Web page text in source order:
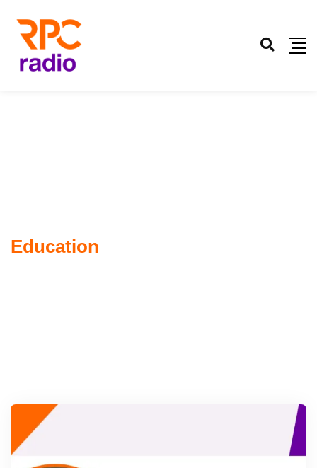
Education